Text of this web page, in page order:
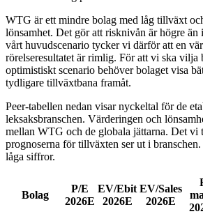
WTG är ett mindre bolag med låg tillväxt
lönsamhet. Det gör att risknivån är högre än
vårt huvudscenario tycker vi därför att en
rörelseresultatet är rimlig. För att vi ska vilja
optimistiskt scenario behöver bolaget visa
tydligare tillväxtbana framåt.
Peer-tabellen nedan visar nyckeltal för de
leksaksbranschen. Värderingen och
mellan WTG och de globala jättarna. Det vi
prognoserna för tillväxten ser ut i
låga siffror.
Bolag
P/E
2026E
EV/Ebit
2026E
EV/Sales
2026E